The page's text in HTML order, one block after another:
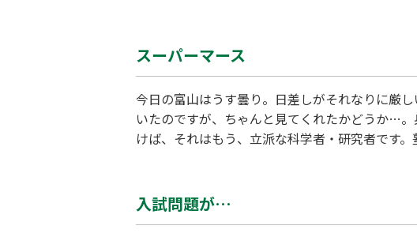
スーパーマース
今日の富山はうす曇り。日差しがそれなりに厳
いたのですが、ちゃんと見てくれたかどうか…
けば、それはもう、立派な科学者・研究者です
入試問題が…